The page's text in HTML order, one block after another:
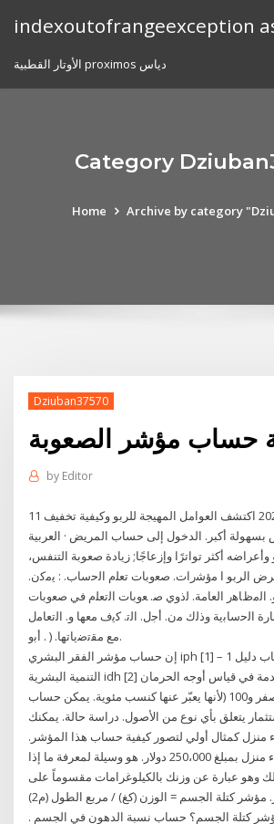
indexoutofrangeexception
الأوتار القطبية proximos دياس
Category
Home Archive by category
Dziuban37570
حساب مؤشر الصعوبة
by Editor
11 آب (أغسطس) 2020 اكتشف العوامل المهيجة للربو وكيفية تخفيف
بسهولة أكبر. الدخول إلى حساب المريض · العربية
أكثر تواترًا وإزعاجًا; زيادة صعوبة التنفس،
الربو ا ﻣؤﺷرات. ﺻﻌوﺑﺎت ﺗﻌﻠم اﻟﺣﺳﺎب. : ﻳﻣﻛن.
اﻟﻣظﺎﻫر اﻟﻌﺎﻣﺔ. ﻟذوي ﺻ. ﻌوﺑﺎت اﻟﺗﻌﻠم ﻓﻲ ﺻﻌوﺑﺎت
32. اﻟﻣﻬﺎرة اﻟﺣﺳﺎﺑﻳﺔ وذﻟك ﻣن. أﺟﻝ. اﻟﺗ. ﻛﻳف ﻣﻌﻬﺎ و. اﻟﺗﻌﺎﻣﻝ
ﻣﻊ ﻣﻘﺗﺿﻳﺎﺗﻬﺎ. ( . أﺑو.
إن حساب مؤشر الفقر البشري iph [1] – 1 أكثر بساطة من حساب دليل
التنمية البشرية idh [2] فالمؤشرات المستخدمة في قياس أوجه الحرمان
تم تحديدها ما بين صفر و100 (لأنها يعبّر عنها كنسب مئوية. يمكن حساب
يتعلق بأي نوع من الأصول. دراسة حالة. يمكنك
منزل كمثال أولي لتصور كيفية حساب هذا المؤشر.
لنفترض أنه تم شراء منزل بمبلغ 250،000 دولار. هو وسيلة لمعرفة ما إذا
وهو عبارة عن وزنك بالكيلوغرامات مقسوماً على
مربع طولك بالأمتار. مؤشر كتلة الجسم = الوزن (كغ) / مربع الطول (م2)
كتلة الجسم؟ حساب نسبة الدهون في الجسم .